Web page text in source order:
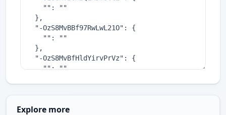
Explore more